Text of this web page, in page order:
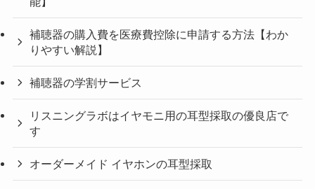
補聴器の購入費を医療費控除に申請する方法【わか
りやすい解説】
補聴器の学割サービス
リスニングラボはイヤモニ用の耳型採取の優良店で
す
オーダーメイド イヤホンの耳型採取